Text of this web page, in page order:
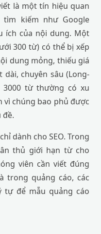
là một tín hiệu quan
kiếm như Google
ích của nội dung. Một
300 từ) có thể bị xếp
dung mỏng, thiếu giá
chuyên sâu (Long-
từ thường có xu
chúng bao phủ được
đề.
dành cho SEO. Trong
thủ giới hạn từ cho
viên cần viết đúng
trong quảng cáo, các
tự để mẫu quảng cáo